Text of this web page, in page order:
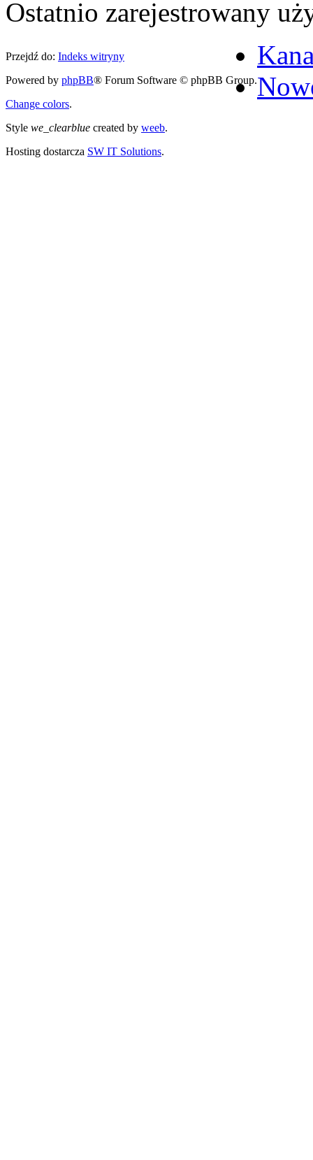
Ostatnio zarejestrowany
Przejdź do: Indeks witryny
Powered by phpBB® Forum Software © phpBB Group.
Change colors.
Style we_clearblue created by weeb.
Hosting dostarcza SW IT Solutions.